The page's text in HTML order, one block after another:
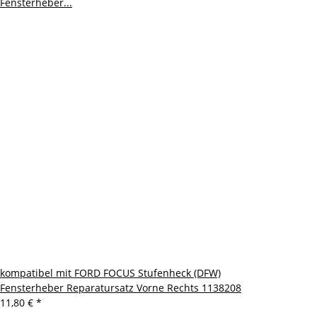
kompatibel mit FORD FOCUS Stufenheck (DFW)
Fensterheber Reparatursatz Vorne Rechts 1138208
11,80 € *